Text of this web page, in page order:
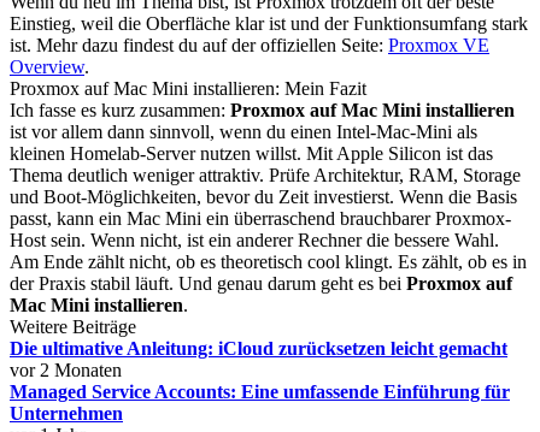
Einstieg, weil die Oberfläche klar ist und der Funktionsumfang stark
ist. Mehr dazu findest du auf der offiziellen Seite: Proxmox VE
Overview.
Proxmox auf Mac Mini installieren: Mein Fazit
Ich fasse es kurz zusammen: Proxmox auf Mac Mini installieren
ist vor allem dann sinnvoll, wenn du einen Intel-Mac-Mini als
kleinen Homelab-Server nutzen willst. Mit Apple Silicon ist das
Thema deutlich weniger attraktiv. Prüfe Architektur, RAM, Storage
und Boot-Möglichkeiten, bevor du Zeit investierst. Wenn die Basis
passt, kann ein Mac Mini ein überraschend brauchbarer Proxmox-
Host sein. Wenn nicht, ist ein anderer Rechner die bessere Wahl.
Am Ende zählt nicht, ob es theoretisch cool klingt. Es zählt, ob es in
der Praxis stabil läuft. Und genau darum geht es bei Proxmox auf
Mac Mini installieren.
Weitere Beiträge
Die ultimative Anleitung: iCloud zurücksetzen leicht gemacht
vor 2 Monaten
Managed Service Accounts: Eine umfassende Einführung für
Unternehmen